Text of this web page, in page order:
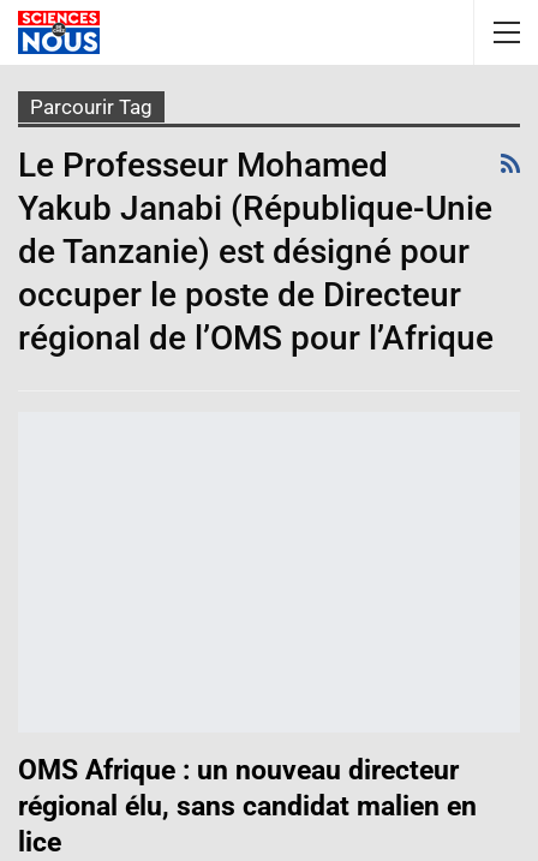
Parcourir Tag
Le Professeur Mohamed
Yakub Janabi (République-Unie
de Tanzanie) est désigné pour
occuper le poste de Directeur
régional de l’OMS pour l’Afrique
OMS Afrique : un nouveau directeur
régional élu, sans candidat malien en
lice